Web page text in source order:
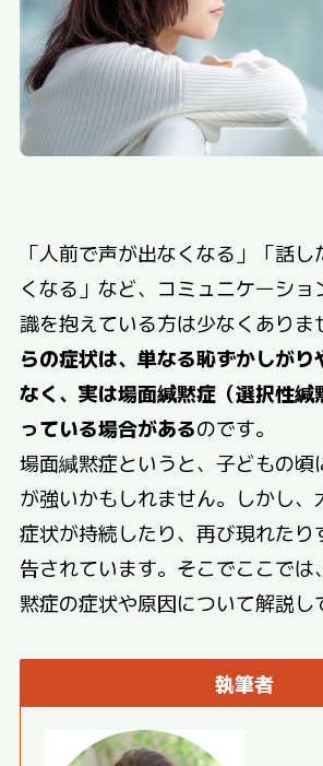
「人前で声が出なくなる」「話
くなる」など、コミュニケーショ
識を抱えている方は少なくありま
らの症状は、単なる恥ずかしがり
なく、実は場面緘黙症（選択性緘
っている場合があるのです。
場面緘黙症というと、子どもの頃
が強いかもしれません。しかし、
症状が持続したり、再び現れたり
告されています。そこでここでは
黙症の症状や原因について解説し
執筆者